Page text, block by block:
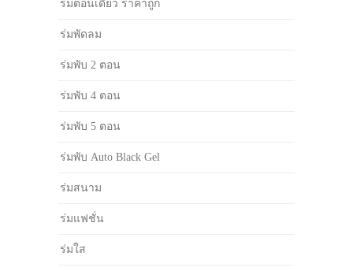
ร่มตอนเดียว ราคาถูก
ร่มพัดลม
ร่มพับ 2 ตอน
ร่มพับ 4 ตอน
ร่มพับ 5 ตอน
ร่มพับ Auto Black Gel
ร่มสนาม
ร่มแฟชั่น
ร่มใส